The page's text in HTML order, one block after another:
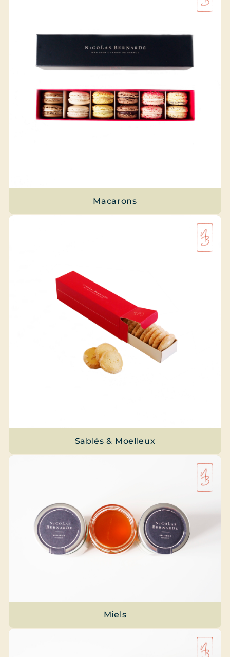
Macarons
Sablés & Moelleux
Miels